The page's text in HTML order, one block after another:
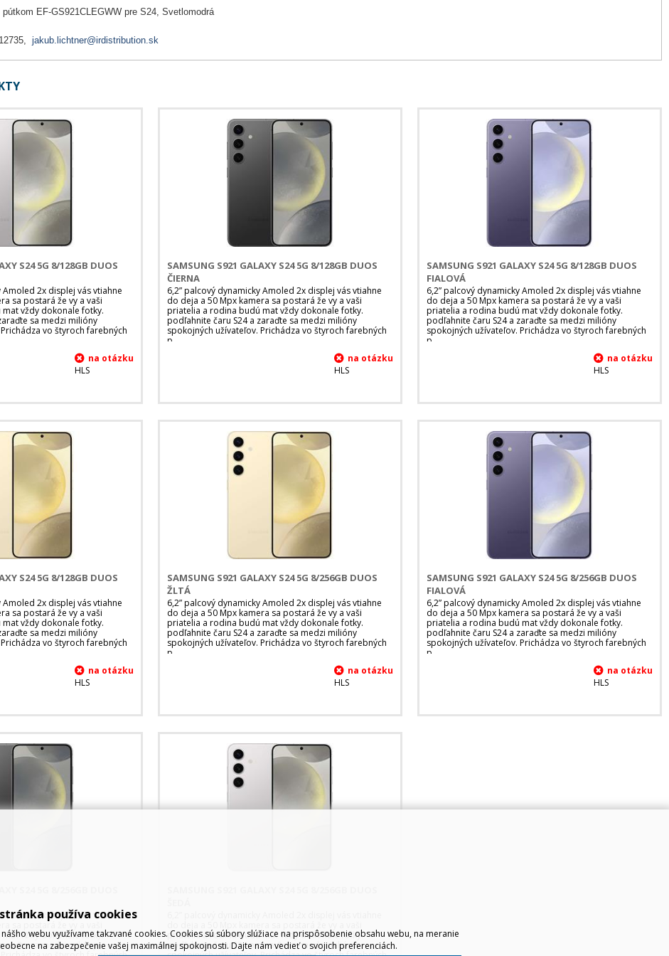
EF-GS921CLEGWW pre S24, Svetlomodrá
jakub.lichtner@irdistribution.sk
S24 5G 8/128GB DUOS
Amoled 2x displej vás vtiahne
sa postará že vy a vaši
vždy dokonale fotky.
sa medzi milióny
vo štyroch farebných
HLS
SAMSUNG S921 GALAXY S24 5G 8/128GB DUOS
ČIERNA
6,2” palcový dynamicky Amoled 2x displej vás vtiahne
do deja a 50 Mpx kamera sa postará že vy a vaši
priatelia a rodina budú mat vždy dokonale fotky.
podľahnite čaru S24 a zaraďte sa medzi milióny
spokojných užívateľov. Prichádza vo štyroch farebných
p
HLS
SAMSUNG S921 GALAXY S24 5G 8/128GB DUOS
FIALOVÁ
6,2” palcový dynamicky Amoled 2x displej vás vtiahne
do deja a 50 Mpx kamera sa postará že vy a vaši
priatelia a rodina budú mat vždy dokonale fotky.
podľahnite čaru S24 a zaraďte sa medzi milióny
spokojných užívateľov. Prichádza vo štyroch farebných
p
HLS
S24 5G 8/128GB DUOS
Amoled 2x displej vás vtiahne
sa postará že vy a vaši
vždy dokonale fotky.
sa medzi milióny
vo štyroch farebných
HLS
SAMSUNG S921 GALAXY S24 5G 8/256GB DUOS
ŽLTÁ
6,2” palcový dynamicky Amoled 2x displej vás vtiahne
do deja a 50 Mpx kamera sa postará že vy a vaši
priatelia a rodina budú mat vždy dokonale fotky.
podľahnite čaru S24 a zaraďte sa medzi milióny
spokojných užívateľov. Prichádza vo štyroch farebných
p
HLS
SAMSUNG S921 GALAXY S24 5G 8/256GB DUOS
FIALOVÁ
6,2” palcový dynamicky Amoled 2x displej vás vtiahne
do deja a 50 Mpx kamera sa postará že vy a vaši
priatelia a rodina budú mat vždy dokonale fotky.
podľahnite čaru S24 a zaraďte sa medzi milióny
spokojných užívateľov. Prichádza vo štyroch farebných
p
HLS
Amoled 2x displej vás vtiahne
mat vždy dokonale fotky.
sa medzi milióny
priatelia a rodina budú mat vždy dokonale fotky.
podľahnite čaru S24 a zaraďte sa medzi milióny
používa cookies
webu využívame takzvané cookies. Cookies sú súbory slúžiace na prispôsobenie obsahu webu, na meranie
na zabezpečenie vašej maximálnej spokojnosti. Dajte nám vedieť o svojich preferenciách.